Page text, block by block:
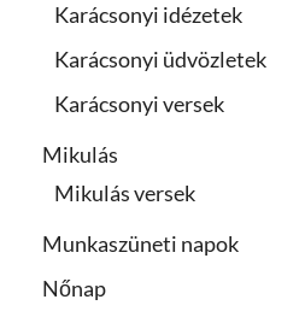
Karácsonyi idézetek
Karácsonyi üdvözletek
Karácsonyi versek
Mikulás
Mikulás versek
Munkaszüneti napok
Nőnap